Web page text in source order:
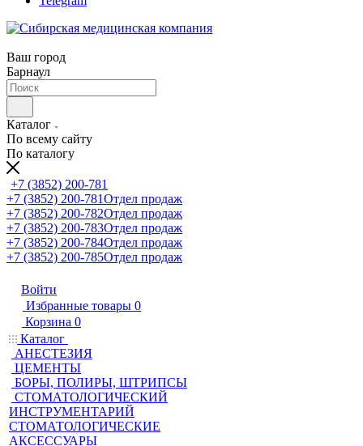
Ваш город
Барнаул
Каталог
По всему сайту
По каталогу
+7 (3852) 200-781
+7 (3852) 200-781Отдел продаж
+7 (3852) 200-782Отдел продаж
+7 (3852) 200-783Отдел продаж
+7 (3852) 200-784Отдел продаж
+7 (3852) 200-785Отдел продаж
Войти
Избранные товары 0
Корзина 0
Каталог
АНЕСТЕЗИЯ
ЦЕМЕНТЫ
БОРЫ, ПОЛИРЫ, ШТРИПСЫ
СТОМАТОЛОГИЧЕСКИЙ
ИНСТРУМЕНТАРИЙ
СТОМАТОЛОГИЧЕСКИЕ
АКСЕССУАРЫ